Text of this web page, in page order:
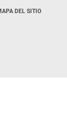
DEL SITIO